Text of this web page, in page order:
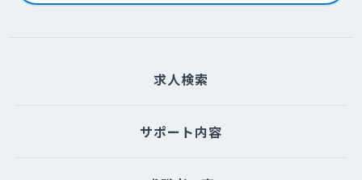
求人検索
サポート内容